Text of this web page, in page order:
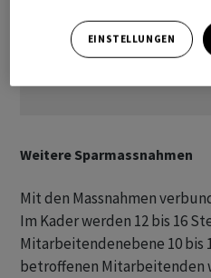
Weitere Sparmassnahmen
Mit den Massnahmen
Im Kader werden 12 bis 16
Mitarbeitendenebene 10 bis
betroffenen Mitarbeitenden
EINSTELLUNGEN